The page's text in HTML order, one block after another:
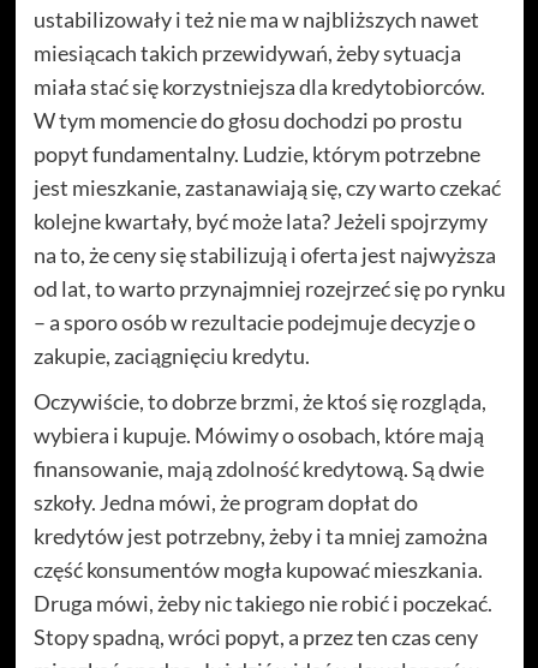
ustabilizowały i też nie ma w najbliższych nawet
miesiącach takich przewidywań, żeby sytuacja
miała stać się korzystniejsza dla kredytobiorców.
W tym momencie do głosu dochodzi po prostu
popyt fundamentalny. Ludzie, którym potrzebne
jest mieszkanie, zastanawiają się, czy warto czekać
kolejne kwartały, być może lata? Jeżeli spojrzymy
na to, że ceny się stabilizują i oferta jest najwyższa
od lat, to warto przynajmniej rozejrzeć się po rynku
– a sporo osób w rezultacie podejmuje decyzje o
zakupie, zaciągnięciu kredytu.
Oczywiście, to dobrze brzmi, że ktoś się rozgląda,
wybiera i kupuje. Mówimy o osobach, które mają
finansowanie, mają zdolność kredytową. Są dwie
szkoły. Jedna mówi, że program dopłat do
kredytów jest potrzebny, żeby i ta mniej zamożna
część konsumentów mogła kupować mieszkania.
Druga mówi, żeby nic takiego nie robić i poczekać.
Stopy spadną, wróci popyt, a przez ten czas ceny